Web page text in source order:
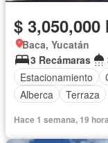
$ 3,050,000
Baca, Yucatán
3 Recámaras
Estacionamiento
Alberca
Terraza
Hace 1 semana, 19